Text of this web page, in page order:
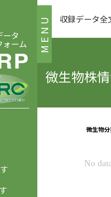
MENU
ータ
ォーム
収録データ全
微生物株